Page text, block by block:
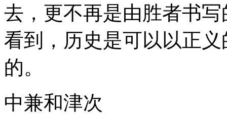
去，更不再是由胜者书
看到，历史是可以以正
的。
中兼和津次